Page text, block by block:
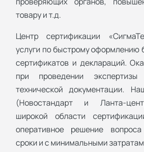
товару и т.д.
Центр сертификации
услуги по быстрому оформлению
сертификатов и деклараций.
при проведении
технической документации.
(Новостандарт и Ланта-
широкой области
оперативное решение
сроки и с минимальными